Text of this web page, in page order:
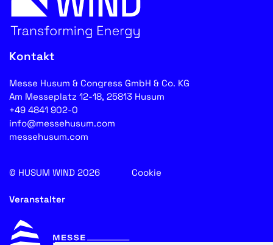
Kontakt
Messe Husum & Congress GmbH & Co. KG
Am Messeplatz 12-18, 25813 Husum
+49 4841 902-0
info@messehusum.com
messehusum.com
© HUSUM WIND 2026 Cookie
Veranstalter